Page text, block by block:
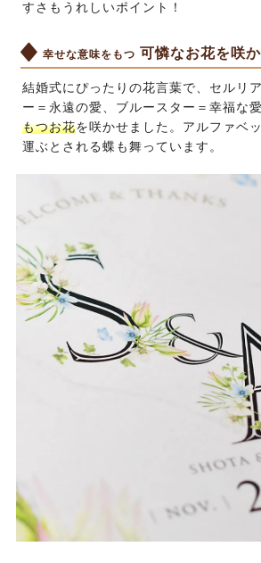
すさもうれしいポイント！
幸せな意味をもつ 可憐なお花を咲
結婚式にぴったりの花言葉で、セルリ
ー＝永遠の愛、ブルースター＝幸福な
もつお花を咲かせました。アルファベ
運ぶとされる蝶も舞っています。